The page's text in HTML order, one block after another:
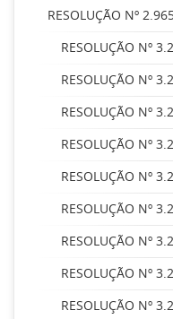
RESOLUÇÃO Nº
RESOLUÇÃO Nº
RESOLUÇÃO Nº
RESOLUÇÃO Nº
RESOLUÇÃO Nº
RESOLUÇÃO Nº
RESOLUÇÃO Nº
RESOLUÇÃO Nº
RESOLUÇÃO Nº
RESOLUÇÃO Nº